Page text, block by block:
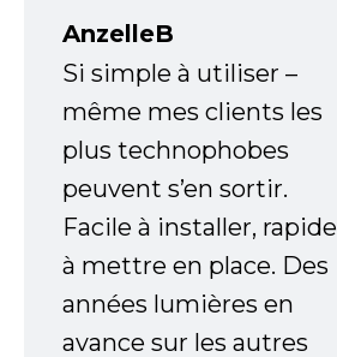
AnzelleB
Si simple à utiliser –
même mes clients les
plus technophobes
peuvent s’en sortir.
Facile à installer, rapide
à mettre en place. Des
années lumières en
avance sur les autres